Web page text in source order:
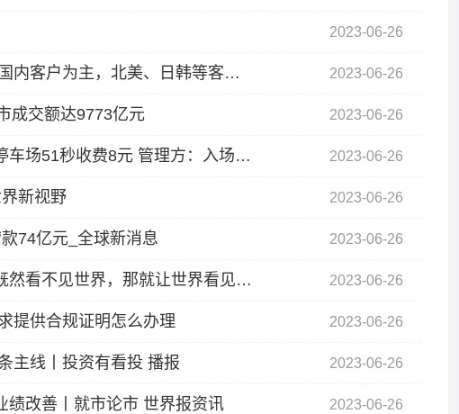
2023-06-26
共进股份： 目前公司交换机业务主要以国内客户为主，北美、日韩等客户也有出货， 2023-06-26
成交额达9773亿元 2023-06-26
【全球聚看点】男子称开车误入成都一停车场51秒收费8元 管理方：入场即时收费 2023-06-26
新视野 2023-06-26
74亿元_全球新消息 2023-06-26
《心理访谈》专访盲人旅行家曹晟康：既然看不见世界，那就让世界看见我_天天聚看点 2023-06-26
提供合规证明怎么办理 2023-06-26
主线丨投资有看投 播报 2023-06-26
绩改善丨就市论市 世界报资讯 2023-06-26